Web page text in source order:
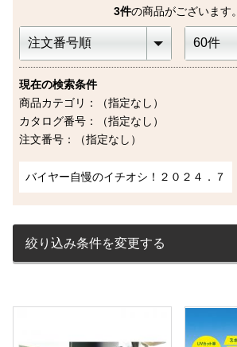
3件の商品がございます。
現在の検索条件
商品カテゴリ：（指定なし）
カタログ番号：（指定なし）
注文番号：（指定なし）
バイヤー自慢のイチオシ！２０２４．７
絞り込み条件を変更する